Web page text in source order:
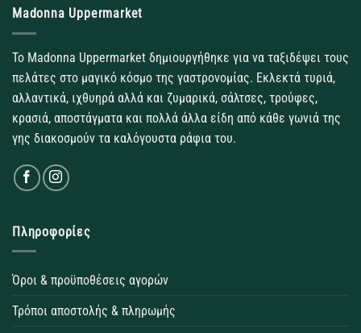
Madonna Uppermarket
Το Madonna Uppermarket δημιουργήθηκε για να ταξιδέψει τους
πελάτες στο μαγικό κόσμο της γαστρονομίας. Εκλεκτά τυριά,
αλλαντικά, ιχθυηρά αλλά και ζυμαρικά, σάλτσες, τρούφες,
κρασιά, αποστάγματα και πολλά άλλα είδη από κάθε γωνιά της
γης διακοσμούν τα καλόγουστα ράφια του.
Πληροφορίες
Όροι & προϋποθέσεις αγορών
Τρόποι αποστολής & πληρωμής